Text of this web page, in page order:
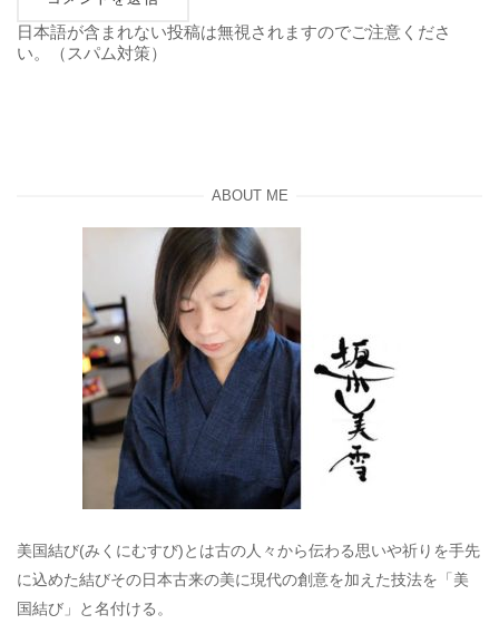
日本語が含まれない投稿は無視されますのでご注意くださ
い。（スパム対策）
ABOUT ME
美国結び(みくにむすび)とは古の人々から伝わる思いや祈りを手先
に込めた結びその日本古来の美に現代の創意を加えた技法を「美
国結び」と名付ける。